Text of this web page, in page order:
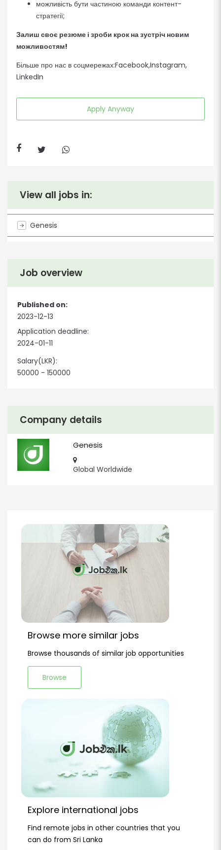
можливість бути частиною команди контент-
стратегії;
Залиш своє резюме і зроби крок на зустріч новим
можливостям!
Більше про нас в соцмережах:Facebook,Instagram,
LinkedIn
Apply Anyway
Company details
Genesis
Global Worldwide
Job overview
Published on:
2023-12-13
Application deadline:
2024-01-11
Salary(LKR):
50000 - 150000
View all jobs in:
Genesis
Browse more similar jobs
Browse thousands of similar job opportunities
Browse
Explore international jobs
Find remote jobs in other countries that you
can do from Sri Lanka